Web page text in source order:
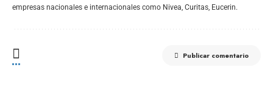
empresas nacionales e internacionales como Nivea, Curitas, Eucerin.
Publicar comentario